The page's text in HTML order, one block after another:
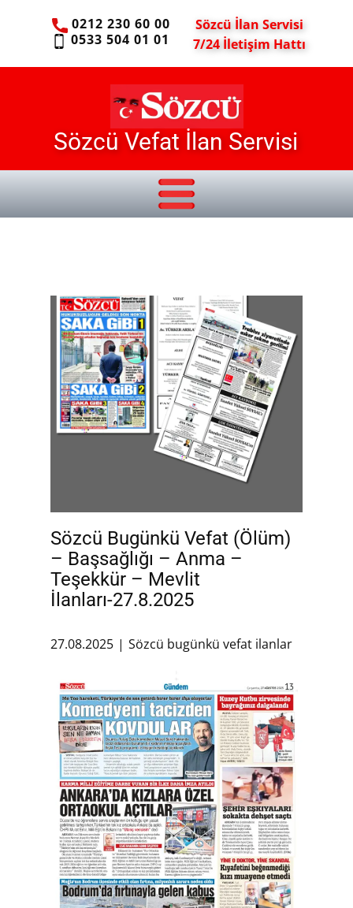
0212 230 60 00
0533 504 01 01
Sözcü İlan Servisi
7/24 İletişim Hattı
Sözcü Vefat İlan Servisi
Sözcü Bugünkü Vefat (Ölüm)
– Başsağlığı – Anma –
Teşekkür – Mevlit
İlanları-27.8.2025
27.08.2025 Sözcü bugünkü vefat ilanlar